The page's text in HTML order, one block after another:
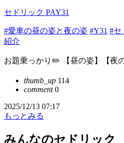
セドリック PAY31
#愛車の昼の姿と夜の姿 #Y31 #セ
紹介
お題乗っかり✏️ 【昼の姿】【夜の
thumb_up 114
comment0
2025/12/13 07:17
もっとみる
みんなのセドリック